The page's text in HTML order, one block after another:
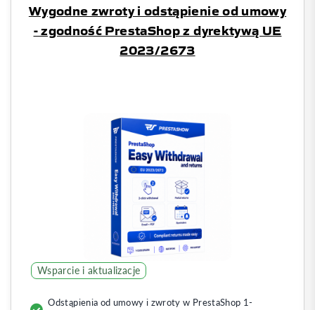
Wygodne zwroty i odstąpienie od umowy
- zgodność PrestaShop z dyrektywą UE
2023/2673
Wsparcie i aktualizacje
Odstąpienia od umowy i zwroty w PrestaShop 1-